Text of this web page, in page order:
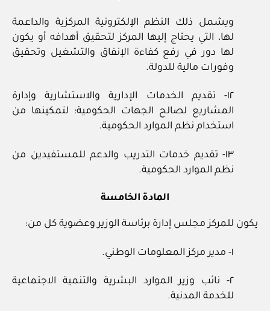
ويشمل ذلك النظم الإلكترونية المركزية والداعمة
لها، التي يحتاج إليها المركز لتحقيق أهدافه أو يكون
لها دور في رفع كفاءة الإنفاق والتشغيل وتحقيق
وفورات مالية للدولة.
١٢- تقديم الخدمات الإدارية والاستشارية وإدارة
المشاريع لصالح الجهات الحكومية؛ لتمكينها من
استخدام نظم الموارد الحكومية.
١٣- تقديم خدمات التدريب والدعم للمستفيدين من
نظم الموارد الحكومية.
المادة الخامسة
يكون للمركز مجلس إدارة برئاسة الوزير وعضوية كل من:
١- مدير مركز المعلومات الوطني.
٢- نائب وزير الموارد البشرية والتنمية الاجتماعية
للخدمة المدنية.